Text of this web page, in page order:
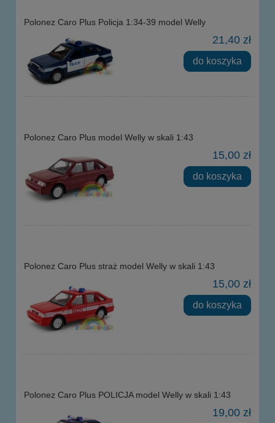
Polonez Caro Plus Policja 1:34-39 model Welly
21,40 zł
do koszyka
Polonez Caro Plus model Welly w skali 1:43
15,00 zł
do koszyka
Polonez Caro Plus straż model Welly w skali 1:43
15,00 zł
do koszyka
Polonez Caro Plus POLICJA model Welly w skali 1:43
19,00 zł